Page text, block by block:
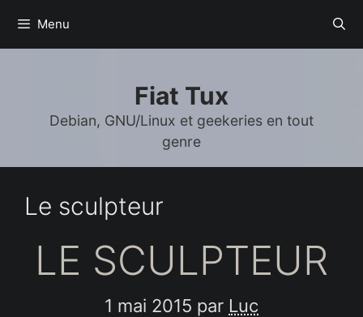
Menu
Fiat Tux
Debian, GNU/Linux et geekeries en tout
genre
Le sculpteur
LE SCULPTEUR
1 mai 2015 par Luc